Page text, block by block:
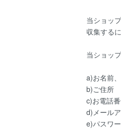
当ショッ
収集する
当ショッ
a)お名前
b)ご住所
c)お電話
d)メール
e)パスワ